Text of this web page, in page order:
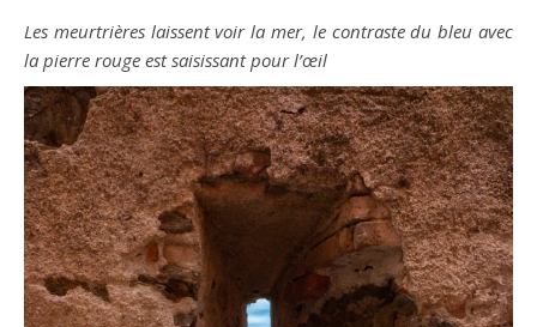
Les meurtrières laissent voir la mer, le contraste du bleu avec
la pierre rouge est saisissant pour l’œil